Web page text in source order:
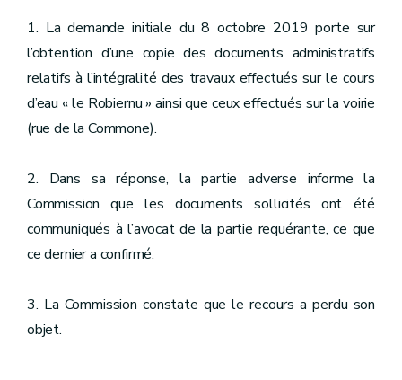
1. La demande initiale du 8 octobre 2019 porte sur
l’obtention d’une copie des documents administratifs
relatifs à l’intégralité des travaux effectués sur le cours
d’eau « le Robiernu » ainsi que ceux effectués sur la voirie
(rue de la Commone).
2. Dans sa réponse, la partie adverse informe la
Commission que les documents sollicités ont été
communiqués à l’avocat de la partie requérante, ce que
ce dernier a confirmé.
3. La Commission constate que le recours a perdu son
objet.